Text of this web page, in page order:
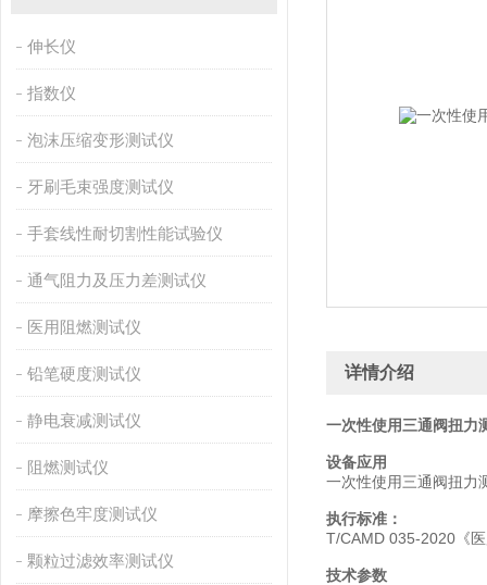
伸长仪
指数仪
泡沫压缩变形测试仪
牙刷毛束强度测试仪
手套线性耐切割性能试验仪
通气阻力及压力差测试仪
医用阻燃测试仪
铅笔硬度测试仪
静电衰减测试仪
阻燃测试仪
摩擦色牢度测试仪
颗粒过滤效率测试仪
详情介绍
一次性使用三通阀扭
设备应用
一次性使用三通阀扭力
执行标准：
T/CAMD 035-2020《
技术参数